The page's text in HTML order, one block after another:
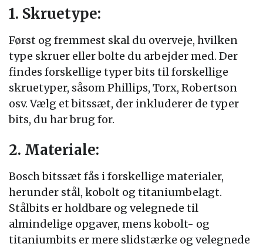
1. Skruetype:
Først og fremmest skal du overveje, hvilken
type skruer eller bolte du arbejder med. Der
findes forskellige typer bits til forskellige
skruetyper, såsom Phillips, Torx, Robertson
osv. Vælg et bitssæt, der inkluderer de typer
bits, du har brug for.
2. Materiale:
Bosch bitssæt fås i forskellige materialer,
herunder stål, kobolt og titaniumbelagt.
Stålbits er holdbare og velegnede til
almindelige opgaver, mens kobolt- og
titaniumbits er mere slidstærke og velegnede